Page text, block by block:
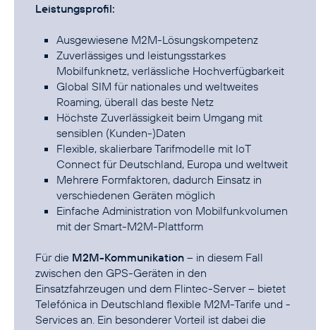
Leistungsprofil:
Ausgewiesene M2M-Lösungskompetenz
Zuverlässiges und leistungsstarkes
Mobilfunknetz, verlässliche Hochverfügbarkeit
Global SIM für nationales und weltweites
Roaming, überall das beste Netz
Höchste Zuverlässigkeit beim Umgang mit
sensiblen (Kunden-)Daten
Flexible, skalierbare Tarifmodelle mit IoT
Connect für Deutschland, Europa und weltweit
Mehrere Formfaktoren, dadurch Einsatz in
verschiedenen Geräten möglich
Einfache Administration von Mobilfunkvolumen
mit der Smart-M2M-Plattform
Für die M2M-Kommunikation – in diesem Fall
zwischen den GPS-Geräten in den
Einsatzfahrzeugen und dem Flintec-Server – bietet
Telefónica in Deutschland flexible M2M-Tarife und -
Services an. Ein besonderer Vorteil ist dabei die